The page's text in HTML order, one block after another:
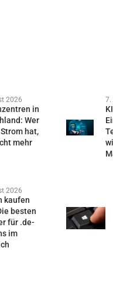
2026
in
Wer
hat,
mehr
7.
2026
kaufen
besten
für .de-
im